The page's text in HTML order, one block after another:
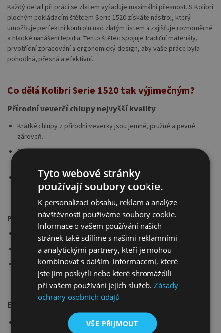
Každý detail při práci se zlatem vyžaduje maximální přesnost. S Kolibri
plochým pokládacím štětcem Serie 1520 získáte nástroj, který
umožňuje perfektní kontrolu nad zlatým listem a zajišťuje rovnoměrné
a hladké nanášení lepidla. Tento štětec spojuje tradiční materiály,
prvotřídní zpracování a ergonomický design, aby vaše práce byla
pohodlná, přesná a efektivní.
Co dělá Kolibri Serie 1520 tak výjimečným?
Přírodní veverčí chlupy nejvyšší kvality
Krátké chlupy z přírodní veverky jsou jemné, pružné a pevné
zároveň.
Dokonale absorbují lepidlo a umožňují jeho rovnoměrné
Díky optimální délce chlupů je štětec vhodný jak pro malé detaily,
tak pro větší plochy.
Plochý tvar – ideální pro pokládání zlata
Umožňuje precizní vrstvení a rovnoměrné nanášení zlatého listu.
Perfektní pro široké tahy, okraje a jemné ornamenty.
Chlupy pevně zalepené v tmavě červeném kartonu zajišťují
stabilitu a dlouhou životnost štětce.
Ergonomický a odolný design
Krátká rukojeť umožňuje pohodlné držení a plnou kontrolu nad
Tyto webové stránky
používají soubory cookie.
K personalizaci obsahu, reklam a analýze
návštěvnosti používáme soubory cookie.
Informace o vašem používání našich
stránek také sdílíme s našimi reklamními
a analytickými partnery, kteří je mohou
kombinovat s dalšími informacemi, které
jste jim poskytli nebo které shromáždili
při vašem používání jejich služeb.Zásady
ochrany osobních údajů
VŠE PŘIJMOUT